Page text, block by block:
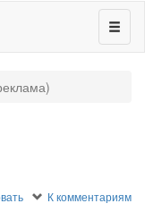
К комментариям